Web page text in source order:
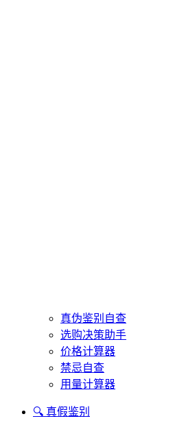
真伪鉴别自查
选购决策助手
价格计算器
禁忌自查
用量计算器
🔍 真假鉴别